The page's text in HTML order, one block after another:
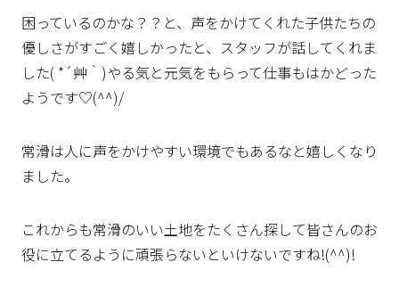
困っているのかな？？と、声をかけてくれた子供たちの
優しさがすごく嬉しかったと、スタッフが話してくれま
した( *´艸｀)やる気と元気をもらって仕事もはかどった
ようです♡(^^)/
常滑は人に声をかけやすい環境でもあるなと嬉しくなり
ました。
これからも常滑のいい土地をたくさん探して皆さんのお
役に立てるように頑張らないといけないですね!(^^)!